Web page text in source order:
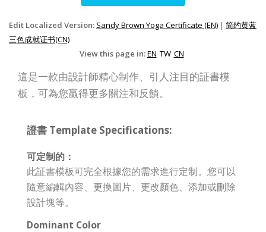
Edit Localized Version: Sandy Brown Yoga Certificate (EN) | 简约黄蓝
三色成就证书(CN)
View this page in:EN TW CN
這是一款由設計師精心制作、引人注目的証書模
板，可為您贏得更多關注和反饋。
證書 Template Specifications:
可定制的：
此証書模板可完全根據您的需求進行定制。您可以
隨意編輯內容、更換圖片、更改顏色、添加或刪除
設計塊等。
Dominant Color